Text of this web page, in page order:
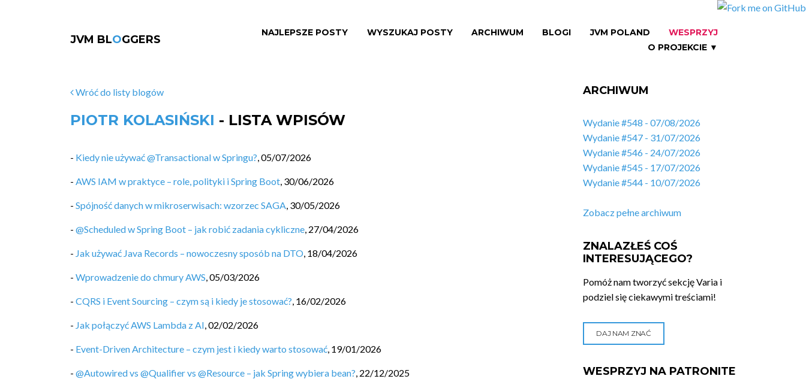
JVM BLOGGERS
NAJLEPSZE POSTY WYSZUKAJ POSTY ARCHIWUM BLOGI JVM POLAND
WESPRZYJ
O PROJEKCIE ▼
Wróć do listy blogów
PIOTR KOLASIŃSKI - LISTA WPISÓW
- Kiedy nie używać @Transactional w Springu?,05/07/2026
- AWS IAM w praktyce – role, polityki i Spring Boot, 30/06/2026
- Spójność danych w mikroserwisach: wzorzec SAGA, 30/05/2026
- @Scheduled w Spring Boot – jak robić zadania cykliczne, 27/04/2026
- Jak używać Java Records – nowoczesny sposób na DTO, 18/04/2026
- Wprowadzenie do chmury AWS,05/03/2026
- CQRS i Event Sourcing – czym są i kiedy je stosować?, 16/02/2026
- Jak połączyć AWS Lambda z AI,02/02/2026
- Event-Driven Architecture – czym jest i kiedy warto stosować, 19/01/2026
- @Autowired vs @Qualifier vs @Resource – jak Spring wybiera bean?, 22/12/2025
ARCHIWUM
Wydanie #548 - 07/08/2026
Wydanie #547 - 31/07/2026
Wydanie #546 - 24/07/2026
Wydanie #545 - 17/07/2026
Wydanie #544 - 10/07/2026
Zobacz pełne archiwum
ZNALAZŁEŚ COŚ
INTERESUJĄCEGO?
Pomóż nam tworzyć sekcję Varia i
podziel się ciekawymi treściami!
DAJ NAM ZNAĆ
WESPRZYJ NA PATRONITE